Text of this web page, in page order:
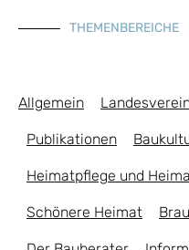
THEMENBEREICHE
Allgemein
Publikationen
Heimatpflege und
Schönere Heimat